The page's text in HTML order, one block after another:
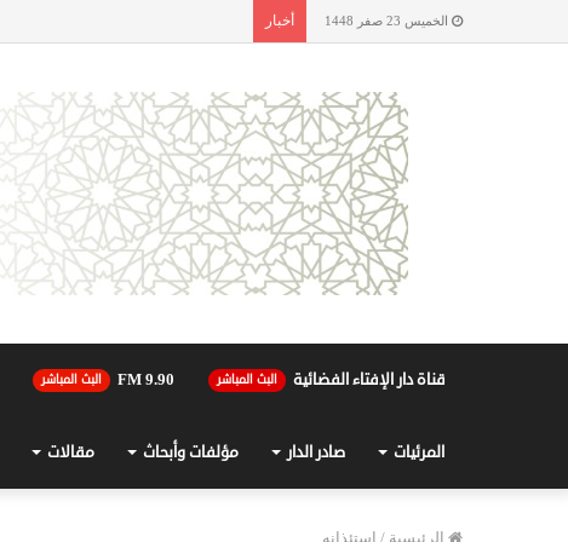
الخميس 23 صفر 1448 أخبار
قناة دار الإفتاء الفضائية البث المباشر 90.FM 9 البث المباشر
المرئيات صادر الدار مؤلفات وأبحاث مقالات
الرئيسية / استئذانه